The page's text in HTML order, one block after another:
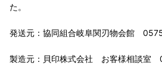
た。
発送元：協同組合岐阜関刃物会館
製造元：貝印株式会社 お客様相談室